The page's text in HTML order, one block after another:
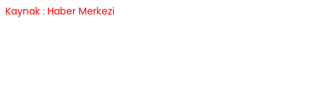
Kaynak : Haber Merkezi